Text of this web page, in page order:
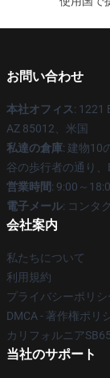
お問い合わせ
本社オフィス: 1221
AZ 85012、米国
私達の倉庫: 建物10
谷の歩行者の通り
営業時間: 9:00～
電子メール: コンタ
会社案内
私たちについて
利用規約
プライバシーポリシ
DMCA - 著作権ポリ
カリフォルニア
当社のサポート